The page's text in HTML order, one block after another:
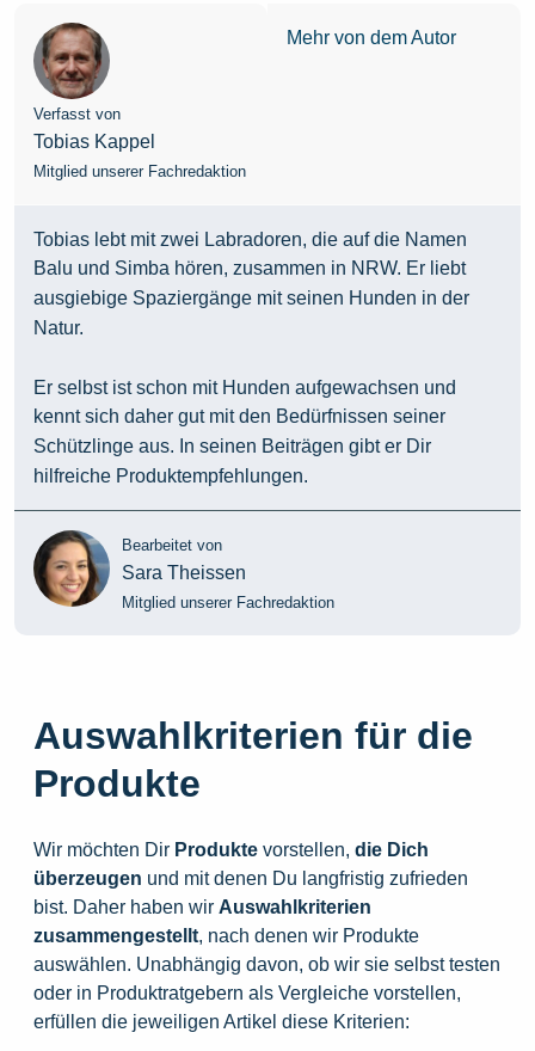
Verfasst von
Tobias Kappel
Mitglied unserer Fachredaktion
Mehr von dem Autor
Tobias lebt mit zwei Labradoren, die auf die Namen
Balu und Simba hören, zusammen in NRW. Er liebt
ausgiebige Spaziergänge mit seinen Hunden in der
Natur.
Er selbst ist schon mit Hunden aufgewachsen und
kennt sich daher gut mit den Bedürfnissen seiner
Schützlinge aus. In seinen Beiträgen gibt er Dir
hilfreiche Produktempfehlungen.
Bearbeitet von
Sara Theissen
Mitglied unserer Fachredaktion
Auswahlkriterien für die
Produkte
Wir möchten Dir Produkte vorstellen, die Dich
überzeugen und mit denen Du langfristig zufrieden
bist. Daher haben wir Auswahlkriterien
zusammengestellt, nach denen wir Produkte
auswählen. Unabhängig davon, ob wir sie selbst testen
oder in Produktratgebern als Vergleiche vorstellen,
erfüllen die jeweiligen Artikel diese Kriterien: